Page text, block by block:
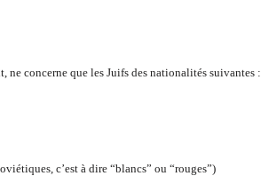
ne concerne que les Juifs des nationalités suivantes :
c’est à dire “blancs” ou “rouges”)